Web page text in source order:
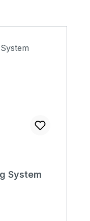
System